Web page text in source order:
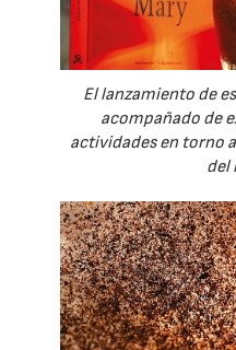
El lanzamiento de
acompañado de
actividades en torno
del